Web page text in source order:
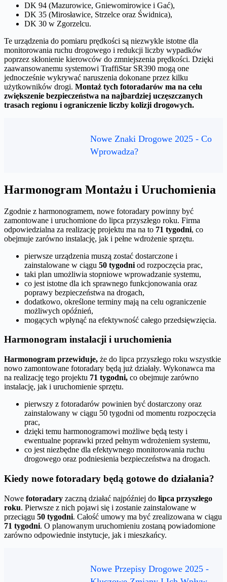
DK 94 (Mazurowice, Gniewomirowice i Gać),
DK 35 (Mirosławice, Strzelce oraz Świdnica),
DK 30 w Zgorzelcu.
Te urządzenia do pomiaru prędkości są niezwykle istotne dla
monitorowania ruchu drogowego i redukcji liczby wypadków
poprzez skłonienie kierowców do zmniejszenia prędkości. Dzięki
zaawansowanemu systemowi TraffiStar SR390 mogą one
jednocześnie wykrywać naruszenia dokonane przez kilku
użytkowników drogi. Montaż tych fotoradarów ma na celu
zwiększenie bezpieczeństwa na najbardziej uczęszczanych
trasach regionu i ograniczenie liczby kolizji drogowych.
Nowe Znaki Drogowe 2025 - Co
Wprowadza?
Harmonogram Montażu i Uruchomienia
Zgodnie z harmonogramem, nowe fotoradary powinny być
zamontowane i uruchomione do lipca przyszłego roku. Firma
odpowiedzialna za realizację projektu ma na to 71 tygodni, co
obejmuje zarówno instalację, jak i pełne wdrożenie sprzętu.
pierwsze urządzenia muszą zostać dostarczone i
zainstalowane w ciągu 50 tygodni od rozpoczęcia prac,
taki plan umożliwia stopniowe wprowadzanie systemu,
co jest istotne dla ich sprawnego funkcjonowania oraz
poprawy bezpieczeństwa na drogach,
dodatkowo, określone terminy mają na celu ograniczenie
możliwych opóźnień,
mogących wpłynąć na efektywność całego przedsięwzięcia.
Harmonogram instalacji i uruchomienia
Harmonogram przewiduje, że do lipca przyszłego roku wszystkie
nowo zamontowane fotoradary będą już działały. Wykonawca ma
na realizację tego projektu 71 tygodni, co obejmuje zarówno
instalację, jak i uruchomienie sprzętu.
pierwszy z fotoradarów powinien być dostarczony oraz
zainstalowany w ciągu 50 tygodni od momentu rozpoczęcia
prac,
dzięki temu harmonogramowi możliwe będą testy i
ewentualne poprawki przed pełnym wdrożeniem systemu,
co jest niezbędne dla efektywnego monitorowania ruchu
drogowego oraz podniesienia bezpieczeństwa na drogach.
Kiedy nowe fotoradary będą gotowe do działania?
Nowe fotoradary zaczną działać najpóźniej do lipca przyszłego
roku. Pierwsze z nich pojawi się i zostanie zainstalowane w
przeciągu 50 tygodni. Całość umowy ma być zrealizowana w ciągu
71 tygodni. O planowanym uruchomieniu zostaną powiadomione
zarówno odpowiednie instytucje, jak i mieszkańcy.
Nowe Przepisy Drogowe 2025 -